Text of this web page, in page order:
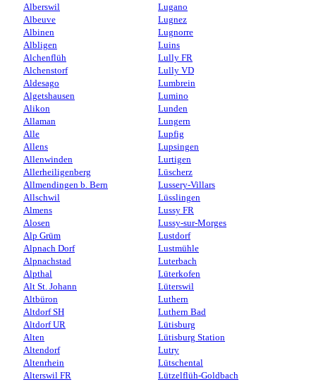
Alberswil
Albeuve
Albinen
Albligen
Alchenflüh
Alchenstorf
Aldesago
Algetshausen
Alikon
Allaman
Alle
Allens
Allenwinden
Allerheiligenberg
Allmendingen b. Bern
Allschwil
Almens
Alosen
Alp Grüm
Alpnach Dorf
Alpnachstad
Alpthal
Alt St. Johann
Altbüron
Altdorf SH
Altdorf UR
Alten
Altendorf
Altenrhein
Alterswil FR
Lugano
Lugnez
Lugnorre
Luins
Lully FR
Lully VD
Lumbrein
Lumino
Lunden
Lungern
Lupfig
Lupsingen
Lurtigen
Lüscherz
Lussery-Villars
Lüsslingen
Lussy FR
Lussy-sur-Morges
Lustdorf
Lustmühle
Luterbach
Lüterkofen
Lüterswil
Luthern
Luthern Bad
Lütisburg
Lütisburg Station
Lutry
Lütschental
Lützelflüh-Goldbach